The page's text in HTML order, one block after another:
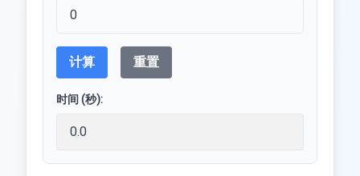
计算 重置
时间 (秒):